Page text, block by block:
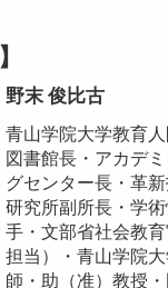
野末 俊比古
青山学院大学教育
図書館長・アカデ
グセンター長・革
研究所副所長・学
手・文部省社会教
担当）・青山学院
師・助（准）教授